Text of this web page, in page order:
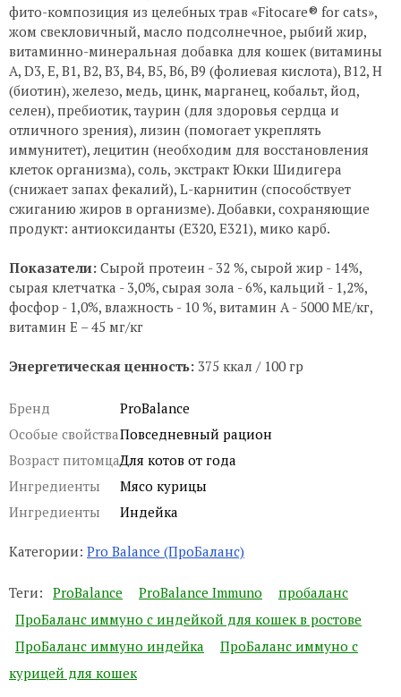
фито-композиция из целебных трав «Fitocare® for cats»,
жом свекловичный, масло подсолнечное, рыбий жир,
витаминно-минеральная добавка для кошек (витамины
А, D3, Е, В1, В2, В3, В4, В5, В6, В9 (фолиевая кислота), В12, Н
(биотин), железо, медь, цинк, марганец, кобальт, йод,
селен), пребиотик, таурин (для здоровья сердца и
отличного зрения), лизин (помогает укреплять
иммунитет), лецитин (необходим для восстановления
клеток организма), соль, экстракт Юкки Шидигера
(снижает запах фекалий), L-карнитин (способствует
сжиганию жиров в организме). Добавки, сохраняющие
продукт: антиоксиданты (Е320, Е321), мико карб.
Показатели: Сырой протеин - 32 %, сырой жир - 14%,
сырая клетчатка - 3,0%, сырая зола - 6%, кальций - 1,2%,
фосфор - 1,0%, влажность - 10 %, витамин А - 5000 МЕ/кг,
витамин Е – 45 мг/кг
Энергетическая ценность: 375 ккал / 100 гр
Бренд
ProBalance
Особые свойстваПовседневный рацион
Возраст питомцаДля котов от года
Ингредиенты
Мясо курицы
Ингредиенты
Индейка
Категории: Pro Balance (ПроБаланс)
Теги: ProBalance ProBalance Immuno
пробаланс
ПроБаланс иммуно с индейкой для кошек в ростове
ПроБаланс иммуно индейка
ПроБаланс иммуно с
курицей для кошек